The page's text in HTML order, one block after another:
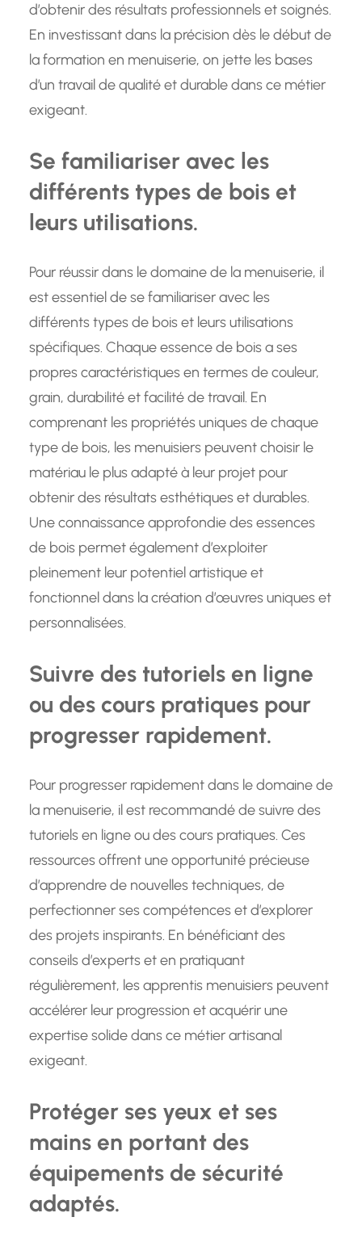
d’obtenir des résultats professionnels et soignés.
En investissant dans la précision dès le début de
la formation en menuiserie, on jette les bases
d’un travail de qualité et durable dans ce métier
exigeant.
Se familiariser avec les
différents types de bois et
leurs utilisations.
Pour réussir dans le domaine de la menuiserie, il
est essentiel de se familiariser avec les
différents types de bois et leurs utilisations
spécifiques. Chaque essence de bois a ses
propres caractéristiques en termes de couleur,
grain, durabilité et facilité de travail. En
comprenant les propriétés uniques de chaque
type de bois, les menuisiers peuvent choisir le
matériau le plus adapté à leur projet pour
obtenir des résultats esthétiques et durables.
Une connaissance approfondie des essences
de bois permet également d’exploiter
pleinement leur potentiel artistique et
fonctionnel dans la création d’œuvres uniques et
personnalisées.
Suivre des tutoriels en ligne
ou des cours pratiques pour
progresser rapidement.
Pour progresser rapidement dans le domaine de
la menuiserie, il est recommandé de suivre des
tutoriels en ligne ou des cours pratiques. Ces
ressources offrent une opportunité précieuse
d’apprendre de nouvelles techniques, de
perfectionner ses compétences et d’explorer
des projets inspirants. En bénéficiant des
conseils d’experts et en pratiquant
régulièrement, les apprentis menuisiers peuvent
accélérer leur progression et acquérir une
expertise solide dans ce métier artisanal
exigeant.
Protéger ses yeux et ses
mains en portant des
équipements de sécurité
adaptés.